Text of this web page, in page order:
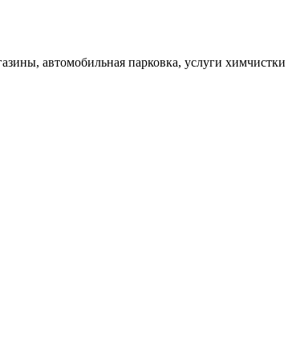
автомобильная парковка, услуги